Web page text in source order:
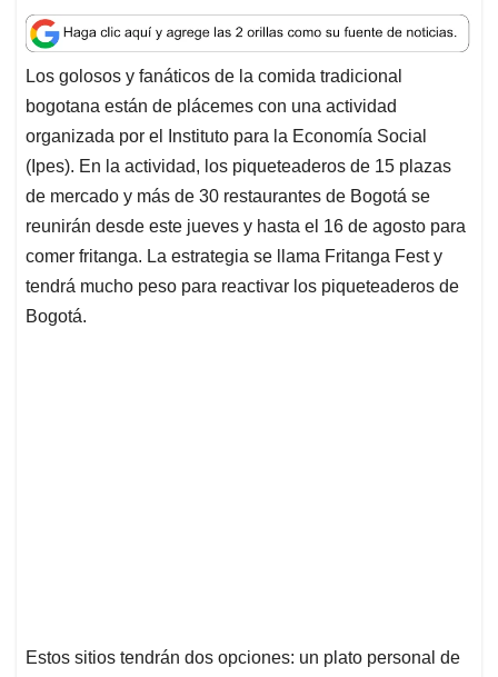
a
t
s
A
p
p
c
e
b
o
o
k
n
k
e
d
n
a
i
l
r
e
a
d
s
Los golosos y fanáticos de la comida tradicional
bogotana están de plácemes con una actividad
organizada por el Instituto para la Economía Social
(Ipes). En la actividad, los piqueteaderos de 15 plazas
de mercado y más de 30 restaurantes de Bogotá se
reunirán desde este jueves y hasta el 16 de agosto para
comer fritanga. La estrategia se llama Fritanga Fest y
tendrá mucho peso para reactivar los piqueteaderos de
Bogotá.
Estos sitios tendrán dos opciones: un plato personal de